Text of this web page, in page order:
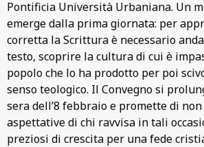
Pontificia Università Urbaniana. Un
emerge dalla prima giornata: per
corretta la Scrittura è necessario
testo, scoprire la cultura di cui è
popolo che lo ha prodotto per poi
senso teologico. Il Convegno si
sera dell’8 febbraio e promette di
aspettative di chi ravvisa in tali
preziosi di crescita per una fede